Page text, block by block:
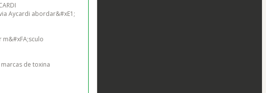
Aycardi abordar&#xE1;
m&#xFA;sculo
de toxina